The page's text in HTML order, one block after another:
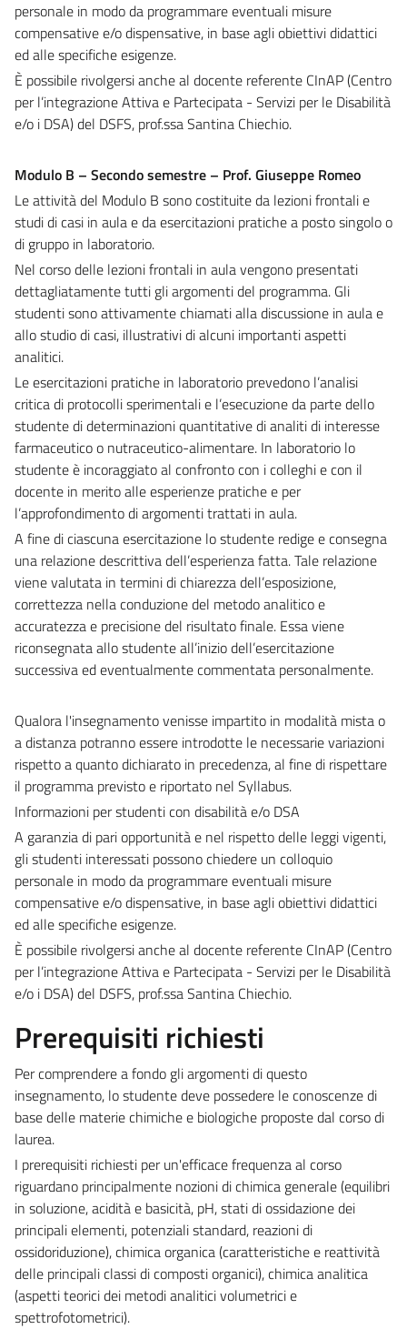
personale in modo da programmare eventuali misure
compensative e/o dispensative, in base agli obiettivi didattici
ed alle specifiche esigenze.
È possibile rivolgersi anche al docente referente CInAP (Centro
per l’integrazione Attiva e Partecipata - Servizi per le Disabilità
e/o i DSA) del DSFS, prof.ssa Santina Chiechio.
Modulo B – Secondo semestre – Prof. Giuseppe Romeo
Le attività del Modulo B sono costituite da lezioni frontali e
studi di casi in aula e da esercitazioni pratiche a posto singolo o
di gruppo in laboratorio.
Nel corso delle lezioni frontali in aula vengono presentati
dettagliatamente tutti gli argomenti del programma. Gli
studenti sono attivamente chiamati alla discussione in aula e
allo studio di casi, illustrativi di alcuni importanti aspetti
analitici.
Le esercitazioni pratiche in laboratorio prevedono l’analisi
critica di protocolli sperimentali e l’esecuzione da parte dello
studente di determinazioni quantitative di analiti di interesse
farmaceutico o nutraceutico-alimentare. In laboratorio lo
studente è incoraggiato al confronto con i colleghi e con il
docente in merito alle esperienze pratiche e per
l’approfondimento di argomenti trattati in aula.
A fine di ciascuna esercitazione lo studente redige e consegna
una relazione descrittiva dell’esperienza fatta. Tale relazione
viene valutata in termini di chiarezza dell’esposizione,
correttezza nella conduzione del metodo analitico e
accuratezza e precisione del risultato finale. Essa viene
riconsegnata allo studente all’inizio dell’esercitazione
successiva ed eventualmente commentata personalmente.
Qualora l'insegnamento venisse impartito in modalità mista o
a distanza potranno essere introdotte le necessarie variazioni
rispetto a quanto dichiarato in precedenza, al fine di rispettare
il programma previsto e riportato nel Syllabus.
Informazioni per studenti con disabilità e/o DSA
A garanzia di pari opportunità e nel rispetto delle leggi vigenti,
gli studenti interessati possono chiedere un colloquio
personale in modo da programmare eventuali misure
compensative e/o dispensative, in base agli obiettivi didattici
ed alle specifiche esigenze.
È possibile rivolgersi anche al docente referente CInAP (Centro
per l’integrazione Attiva e Partecipata - Servizi per le Disabilità
e/o i DSA) del DSFS, prof.ssa Santina Chiechio.
Prerequisiti richiesti
Per comprendere a fondo gli argomenti di questo
insegnamento, lo studente deve possedere le conoscenze di
base delle materie chimiche e biologiche proposte dal corso di
laurea.
I prerequisiti richiesti per un'efficace frequenza al corso
riguardano principalmente nozioni di chimica generale (equilibri
in soluzione, acidità e basicità, pH, stati di ossidazione dei
principali elementi, potenziali standard, reazioni di
ossidoriduzione), chimica organica (caratteristiche e reattività
delle principali classi di composti organici), chimica analitica
(aspetti teorici dei metodi analitici volumetrici e
spettrofotometrici).